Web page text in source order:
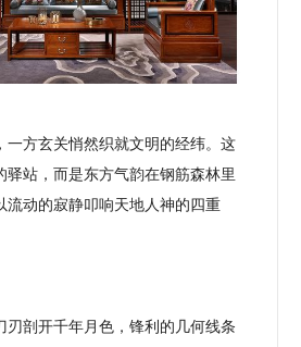
一方玄关悄然织就文明的经纬。这
驿站，而是东方气韵在钢筋森林里
流动的寂静叩响天地人神的四重
刃剖开千年月色，锋利的几何线条